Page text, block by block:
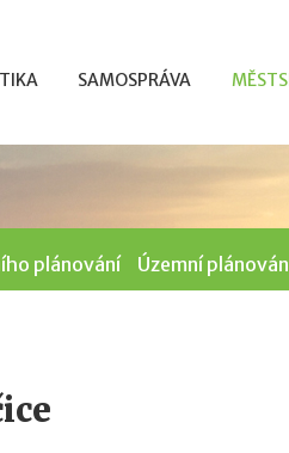
SAMOSPRÁVA
plánování Územní